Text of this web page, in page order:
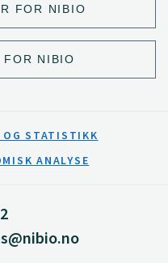
FOR NIBIO
FOR NIBIO
STATISTIKK
ANALYSE